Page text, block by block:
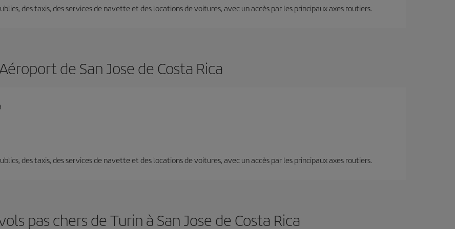
des taxis, des services de navette et des locations de voitures, avec un accès par les principaux axes routiers.
de San Jose de Costa Rica
des taxis, des services de navette et des locations de voitures, avec un accès par les principaux axes routiers.
pas chers de Turin à San Jose de Costa Rica